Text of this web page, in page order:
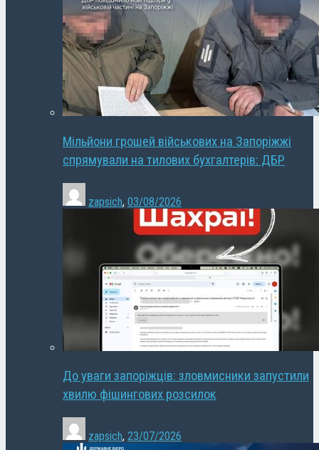
Мільйони грошей військових на Запоріжжі
спрямували на тилових бухгалтерів: ДБР
zapsich, 03/08/2026
До уваги запоріжців: зловмисники запустили
хвилю фішингових розсилок
zapsich, 23/07/2026